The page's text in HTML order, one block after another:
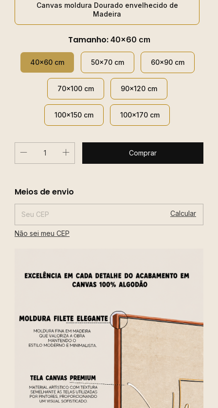
Canvas moldura Dourado envelhecido de
Madeira
Tamanho: 40x60 cm
40x60 cm 50x70 cm 60x90 cm
70x100 cm 90x120 cm
100x150 cm 100x170 cm
Entregas para o CEP:
Meios de envio
Calcular
Não sei meu CEP